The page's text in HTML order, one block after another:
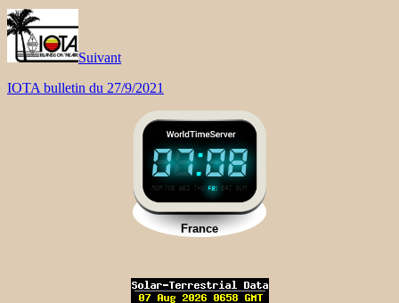
Suivant
IOTA bulletin du 27/9/2021